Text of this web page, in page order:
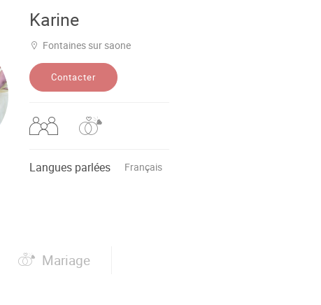
Karine
Fontaines sur saone
Contacter
Langues parlées Français
Mariage